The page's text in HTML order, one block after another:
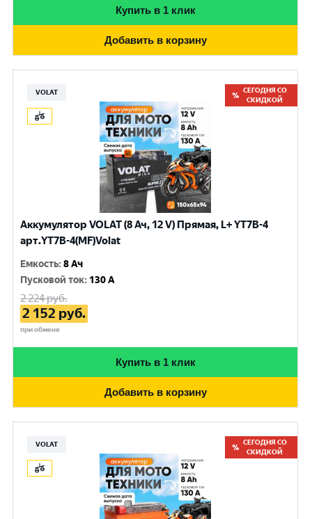
Купить в 1 клик
Добавить в корзину
VOLAT
СЕГОДНЯ СО
СКИДКОЙ
Аккумулятор VOLAT (8 Ач, 12 V) Прямая, L+ YT7B-4
арт.YT7B-4(MF)Volat
Емкость:8 Ач
Пусковой ток: 130 A
2 224руб.
2 152 руб.
при обмене
Купить в 1 клик
Добавить в корзину
VOLAT
СЕГОДНЯ СО
СКИДКОЙ